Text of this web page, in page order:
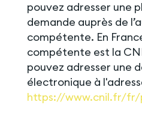
pouvez adresser une
demande auprès de
compétente. En
compétente est la
pouvez adresser une
électronique à
https://www.cnil.fr/